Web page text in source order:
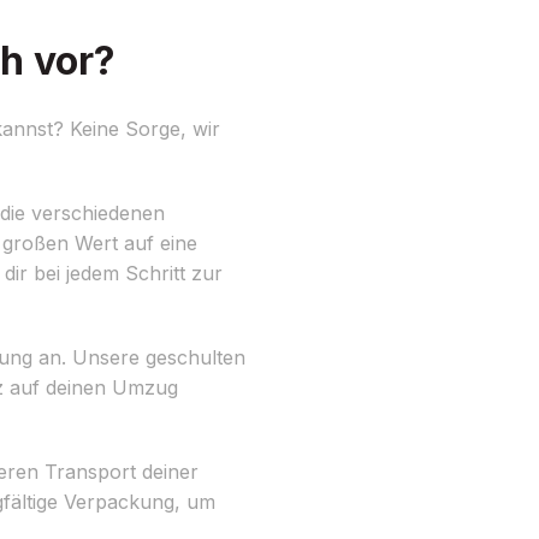
vor?
Keine Sorge, wir
verschiedenen
Wert auf eine
bei jedem Schritt zur
an. Unsere geschulten
deinen Umzug
Transport deiner
Verpackung, um